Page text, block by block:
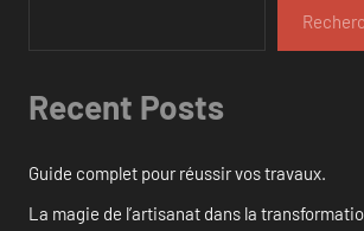
Recent Posts
Guide complet pour réussir vos travaux.
La magie de l’artisanat dans la